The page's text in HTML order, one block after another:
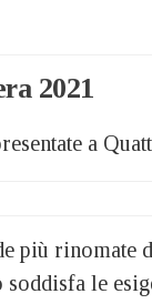
2021
a
più rinomate
soddisfa le